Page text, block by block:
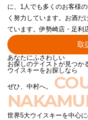
に、1人でも多くのお客様
く努力しています。お酒だ
ています。伊勢崎店・足利
取
あなたにふさわしい
お探しのテイストが見つか
ウイスキーをお探しなら
ぜひ、中村へ。
世界5大ウイスキーを中心